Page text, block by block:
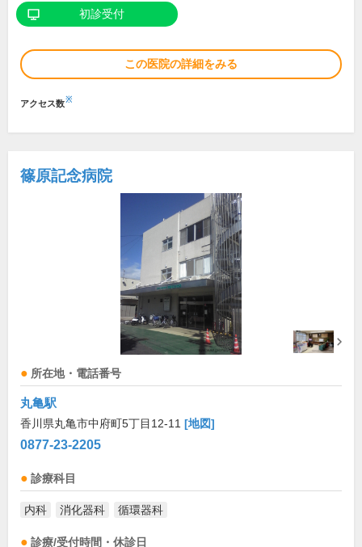
初診受付
この医院の詳細をみる
アクセス数※
篠原記念病院
所在地・電話番号
丸亀駅
香川県丸亀市中府町5丁目12-11 [地図]
0877-23-2205
診療科目
内科 消化器科 循環器科
診療/受付時間・休診日